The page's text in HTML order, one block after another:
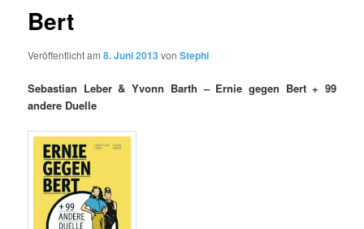
Bert
Veröffentlicht am8. Juni 2013 vonStephi
Sebastian Leber & Yvonn Barth – Ernie gegen Bert + 99
andere Duelle